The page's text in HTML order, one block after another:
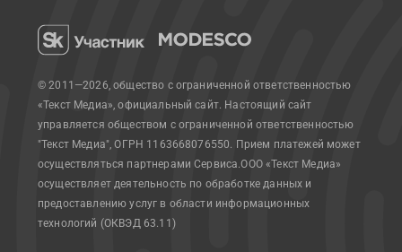
© 2011—2026, общество с ограниченной ответственностью
«Текст Медиа», официальный сайт. Настоящий сайт
управляется обществом с ограниченной ответственностью
"Текст Медиа", ОГРН 1163668076550. Прием платежей может
осуществляться партнерами Сервиса.ООО «Текст Медиа»
осуществляет деятельность по обработке данных и
предоставлению услуг в области информационных
технологий (ОКВЭД 63.11)